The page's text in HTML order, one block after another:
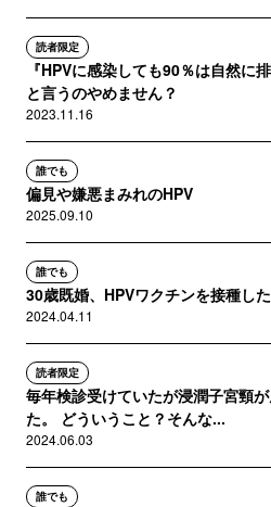
読者限定
『HPVに感染しても90％は自然に
と言うのやめません？
2023.11.16
誰でも
偏見や嫌悪まみれのHPV
2025.09.10
誰でも
30歳既婚、HPVワクチンを接種し
2024.04.11
読者限定
毎年検診受けていたが浸潤子宮頸
た。 どういうこと？そんな...
2024.06.03
誰でも